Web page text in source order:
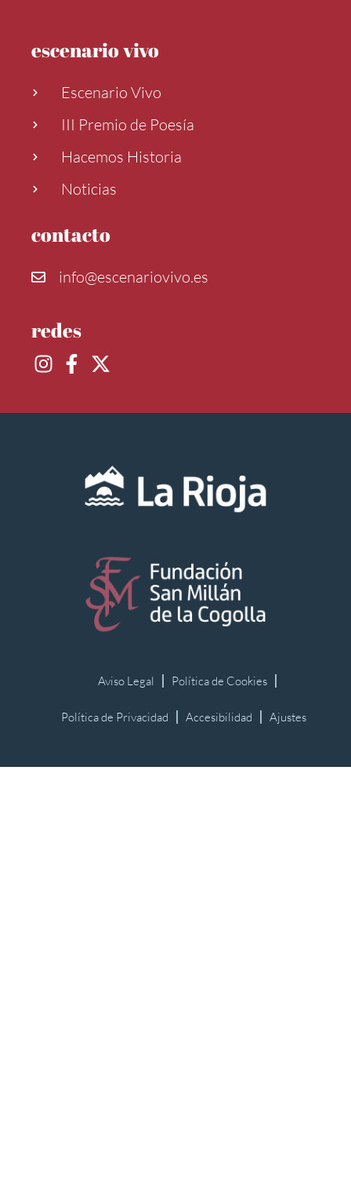
escenario vivo
Escenario Vivo
III Premio de Poesía
Hacemos Historia
Noticias
contacto
info@escenariovivo.es
redes
Aviso Legal Política de Cookies
Política de Privacidad Accesibilidad Ajustes